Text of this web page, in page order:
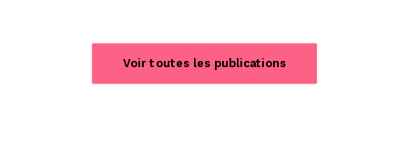
Voir toutes les publications